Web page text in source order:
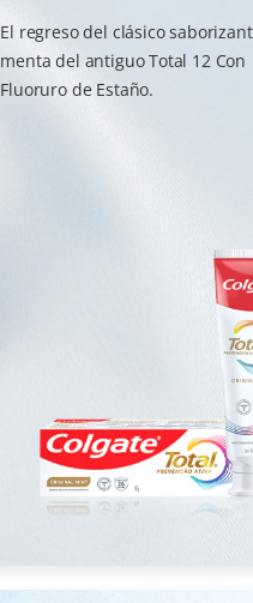
El regreso del clásico
menta del antiguo Total 12 Con
Fluoruro de Estaño.